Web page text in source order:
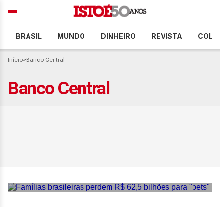
BRASIL MUNDO DINHEIRO REVISTA
Início> Banco Central
Banco Central